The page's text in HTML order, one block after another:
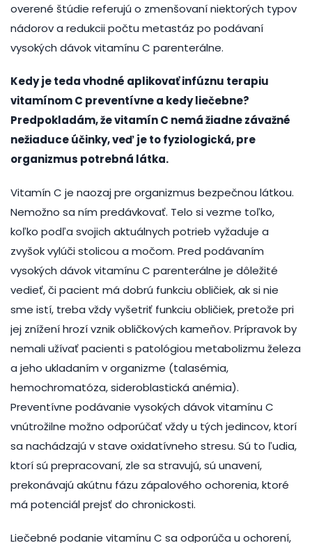
overené štúdie referujú o zmenšovaní niektorých typov
nádorov a redukcii počtu metastáz po podávaní
vysokých dávok vitamínu C parenterálne.
Kedy je teda vhodné aplikovať infúznu terapiu
vitamínom C preventívne a kedy liečebne?
Predpokladám, že vitamín C nemá žiadne závažné
nežiaduce účinky, veď je to fyziologická, pre
organizmus potrebná látka.
Vitamín C je naozaj pre organizmus bezpečnou látkou.
Nemožno sa ním predávkovať. Telo si vezme toľko,
koľko podľa svojich aktuálnych potrieb vyžaduje a
zvyšok vylúči stolicou a močom. Pred podávaním
vysokých dávok vitamínu C parenterálne je dôležité
vedieť, či pacient má dobrú funkciu obličiek, ak si nie
sme istí, treba vždy vyšetriť funkciu obličiek, pretože pri
jej znížení hrozí vznik obličkových kameňov. Prípravok by
nemali užívať pacienti s patológiou metabolizmu železa
a jeho ukladaním v organizme (talasémia,
hemochromatóza, sideroblastická anémia).
Preventívne podávanie vysokých dávok vitamínu C
vnútrožilne možno odporúčať vždy u tých jedincov, ktorí
sa nachádzajú v stave oxidatívneho stresu. Sú to ľudia,
ktorí sú prepracovaní, zle sa stravujú, sú unavení,
prekonávajú akútnu fázu zápalového ochorenia, ktoré
má potenciál prejsť do chronickosti.
Liečebné podanie vitamínu C sa odporúča u ochorení,